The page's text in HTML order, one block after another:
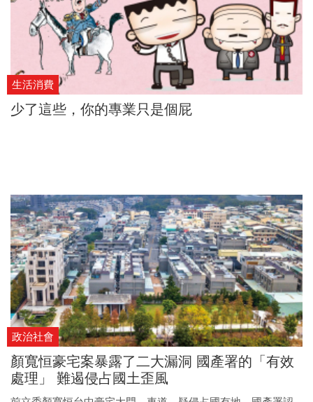
生活消費
少了這些，你的專業只是個屁
政治社會
顏寬恒豪宅案暴露了二大漏洞 國產署的「有效
處理」 難遏侵占國土歪風